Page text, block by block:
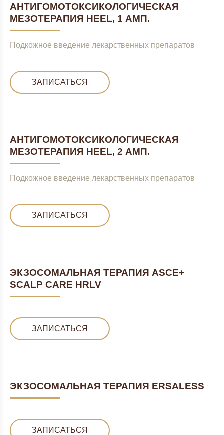
АНТИГОМОТОКСИКОЛОГИЧЕСКАЯ
МЕЗОТЕРАПИЯ HEEL, 1 АМП.
Подкожное введение лекарственных препаратов
ЗАПИСАТЬСЯ
АНТИГОМОТОКСИКОЛОГИЧЕСКАЯ
МЕЗОТЕРАПИЯ HEEL, 2 АМП.
Подкожное введение лекарственных препаратов
ЗАПИСАТЬСЯ
ЭКЗОСОМАЛЬНАЯ ТЕРАПИЯ ASCE+
SCALP CARE HRLV
ЗАПИСАТЬСЯ
ЭКЗОСОМАЛЬНАЯ ТЕРАПИЯ ERSALESS
ЗАПИСАТЬСЯ